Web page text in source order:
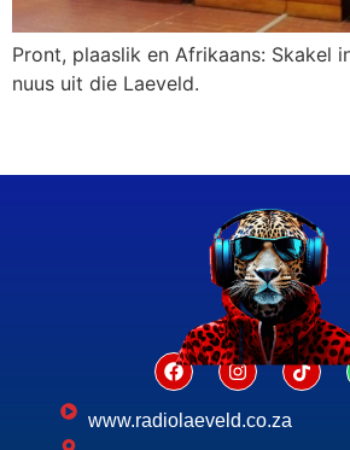
Pront, plaaslik en Afrikaans: Skakel
nuus uit die Laeveld.
www.radiolaeveld.co.za